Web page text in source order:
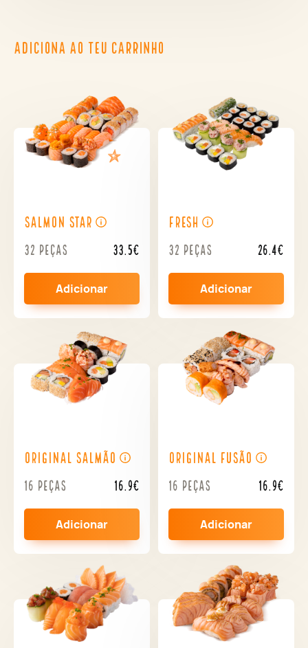
ADICIONA AO TEU CARRINHO
Salmon Star
32 peças 33.5€
Adicionar
Fresh
32 peças 26.4€
Adicionar
Original Salmão
16 peças 16.9€
Adicionar
Original Fusão
16 peças 16.9€
Adicionar